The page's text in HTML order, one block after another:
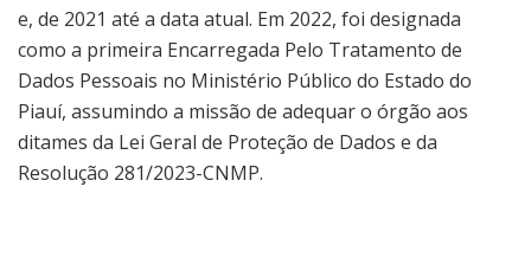
e, de 2021 até a data atual. Em 2022, foi designada
como a primeira Encarregada Pelo Tratamento de
Dados Pessoais no Ministério Público do Estado do
Piauí, assumindo a missão de adequar o órgão aos
ditames da Lei Geral de Proteção de Dados e da
Resolução 281/2023-CNMP.